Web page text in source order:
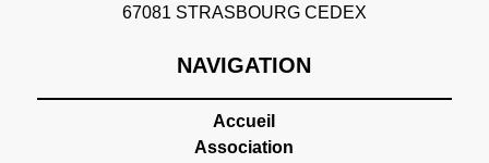
67081 STRASBOURG CEDEX
NAVIGATION
Accueil
Association